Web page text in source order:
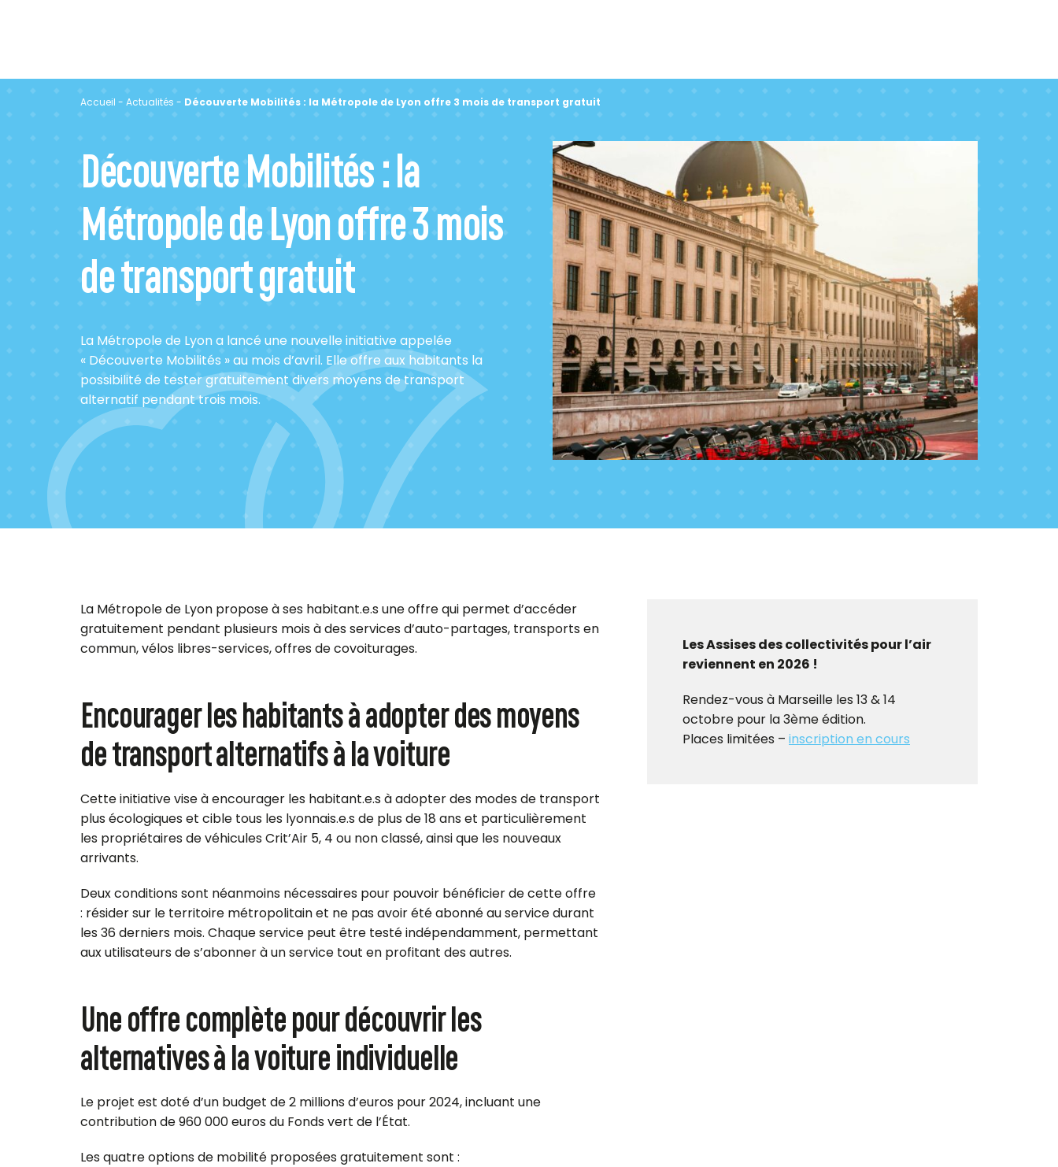
Accueil - Actualités - Découverte Mobilités : la Métropole de Lyon offre 3 mois de transport gratuit
Découverte Mobilités : la
Métropole de Lyon offre 3 mois
de transport gratuit
La Métropole de Lyon a lancé une nouvelle initiative appelée
« Découverte Mobilités » au mois d’avril. Elle offre aux habitants la
possibilité de tester gratuitement divers moyens de transport
alternatif pendant trois mois.
La Métropole de Lyon propose à ses habitant.e.s une offre qui permet d’accéder
gratuitement pendant plusieurs mois à des services d’auto-partages, transports en
commun, vélos libres-services, offres de covoiturages.
Encourager les habitants à adopter des moyens
de transport alternatifs à la voiture
Cette initiative vise à encourager les habitant.e.s à adopter des modes de transport
plus écologiques et cible tous les lyonnais.e.s de plus de 18 ans et particulièrement
les propriétaires de véhicules Crit’Air 5, 4 ou non classé, ainsi que les nouveaux
arrivants.
Deux conditions sont néanmoins nécessaires pour pouvoir bénéficier de cette offre
: résider sur le territoire métropolitain et ne pas avoir été abonné au service durant
les 36 derniers mois. Chaque service peut être testé indépendamment, permettant
aux utilisateurs de s’abonner à un service tout en profitant des autres.
Une offre complète pour découvrir les
alternatives à la voiture individuelle
Le projet est doté d’un budget de 2 millions d’euros pour 2024, incluant une
contribution de 960 000 euros du Fonds vert de l’État.
Les quatre options de mobilité proposées gratuitement sont :
Les Assises des collectivités pour l’air
reviennent en 2026 !
Rendez-vous à Marseille les 13 & 14
octobre pour la 3ème édition.
Places limitées – inscription en cours